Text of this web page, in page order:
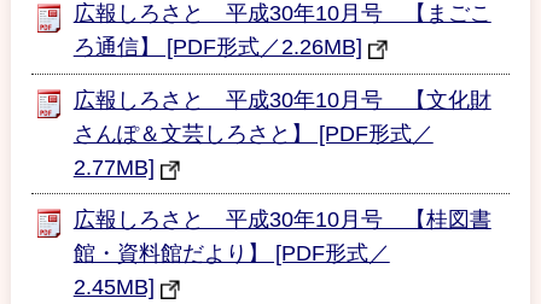
広報しろさと 平成30年10月号 【まごこ
ろ通信】 [PDF形式／2.26MB]
広報しろさと 平成30年10月号 【文化財
さんぽ＆文芸しろさと】 [PDF形式／
2.77MB]
広報しろさと 平成30年10月号 【桂図書
館・資料館だより】 [PDF形式／
2.45MB]